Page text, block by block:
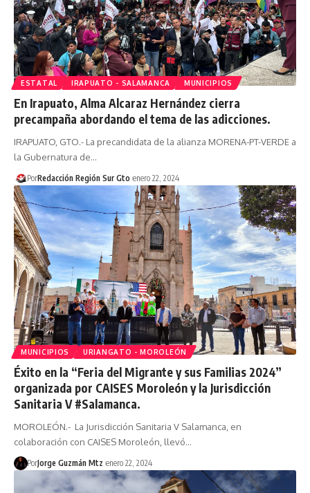
ESTATAL IRAPUATO - SALAMANCA MUNICIPIOS
En Irapuato, Alma Alcaraz Hernández cierra
precampaña abordando el tema de las adicciones.
IRAPUATO, GTO.- La precandidata de la alianza MORENA-PT-VERDE a
la Gubernatura de…
PorRedacción Región Sur Gto enero 22, 2024
MUNICIPIOS URIANGATO - MOROLEÓN
Éxito en la “Feria del Migrante y sus Familias 2024”
organizada por CAISES Moroleón y la Jurisdicción
Sanitaria V #Salamanca.
MOROLEÓN.- La Jurisdicción Sanitaria V Salamanca, en
colaboración con CAISES Moroleón, llevó…
PorJorge Guzmán Mtz enero 22, 2024